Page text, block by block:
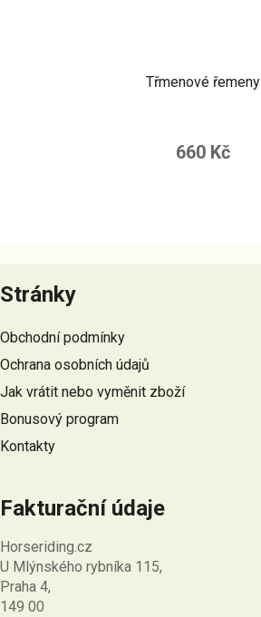
Třmenové řemeny
660 Kč
á
p
a
t
í
Stránky
Obchodní podmínky
Ochrana osobních údajů
Jak vrátit nebo vyměnit zboží
Bonusový program
Kontakty
Fakturační údaje
Horseriding.cz
U Mlýnského rybníka 115,
Praha 4,
149 00